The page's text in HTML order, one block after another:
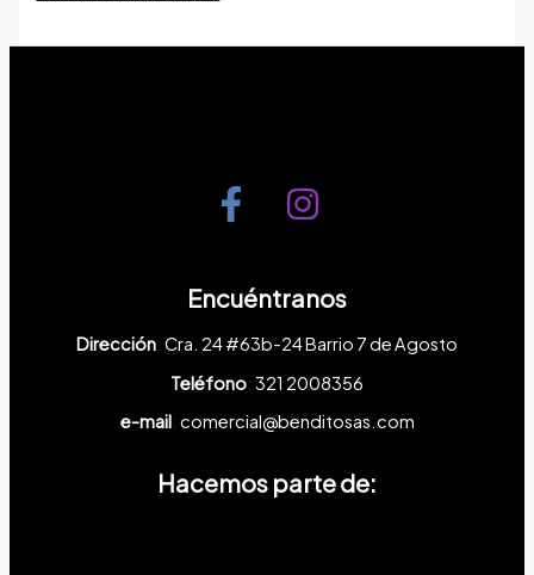
Encuéntranos
Dirección: Cra. 24 #63b-24Barrio 7 de Agosto
Teléfono: 321 2008356
e-mail: comercial@benditosas.com
Hacemos parte de: